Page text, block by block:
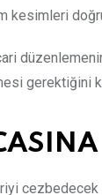
kesimleri
gerektiğini
cezbedecek